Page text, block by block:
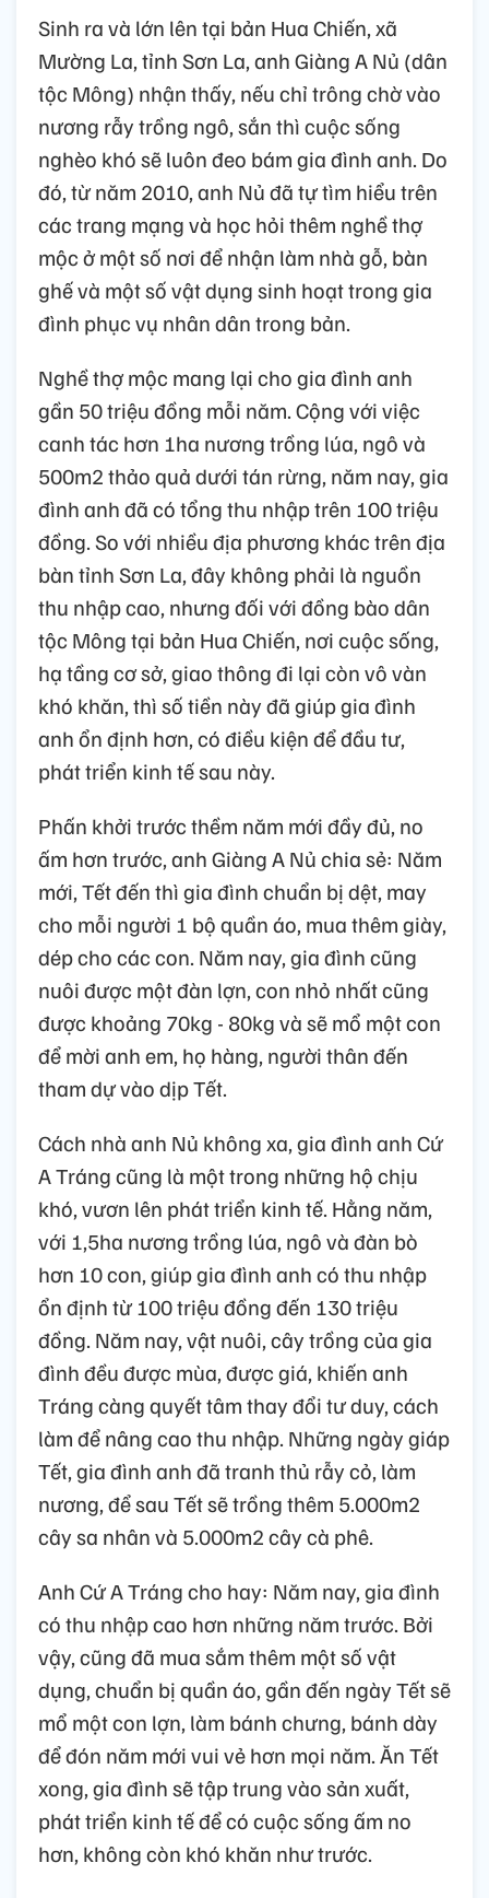
Sinh ra và lớn lên tại bản Hua Chiến, xã
Mường La, tỉnh Sơn La, anh Giàng A Nủ (dân
tộc Mông) nhận thấy, nếu chỉ trông chờ vào
nương rẫy trồng ngô, sắn thì cuộc sống
nghèo khó sẽ luôn đeo bám gia đình anh. Do
đó, từ năm 2010, anh Nủ đã tự tìm hiểu trên
các trang mạng và học hỏi thêm nghề thợ
mộc ở một số nơi để nhận làm nhà gỗ, bàn
ghế và một số vật dụng sinh hoạt trong gia
đình phục vụ nhân dân trong bản.
Nghề thợ mộc mang lại cho gia đình anh
gần 50 triệu đồng mỗi năm. Cộng với việc
canh tác hơn 1ha nương trồng lúa, ngô và
500m2 thảo quả dưới tán rừng, năm nay, gia
đình anh đã có tổng thu nhập trên 100 triệu
đồng. So với nhiều địa phương khác trên địa
bàn tỉnh Sơn La, đây không phải là nguồn
thu nhập cao, nhưng đối với đồng bào dân
tộc Mông tại bản Hua Chiến, nơi cuộc sống,
hạ tầng cơ sở, giao thông đi lại còn vô vàn
khó khăn, thì số tiền này đã giúp gia đình
anh ổn định hơn, có điều kiện để đầu tư,
phát triển kinh tế sau này.
Phấn khởi trước thềm năm mới đầy đủ, no
ấm hơn trước, anh Giàng A Nủ chia sẻ: Năm
mới, Tết đến thì gia đình chuẩn bị dệt, may
cho mỗi người 1 bộ quần áo, mua thêm giày,
dép cho các con. Năm nay, gia đình cũng
nuôi được một đàn lợn, con nhỏ nhất cũng
được khoảng 70kg - 80kg và sẽ mổ một con
để mời anh em, họ hàng, người thân đến
tham dự vào dịp Tết.
Cách nhà anh Nủ không xa, gia đình anh Cứ
A Tráng cũng là một trong những hộ chịu
khó, vươn lên phát triển kinh tế. Hằng năm,
với 1,5ha nương trồng lúa, ngô và đàn bò
hơn 10 con, giúp gia đình anh có thu nhập
ổn định từ 100 triệu đồng đến 130 triệu
đồng. Năm nay, vật nuôi, cây trồng của gia
đình đều được mùa, được giá, khiến anh
Tráng càng quyết tâm thay đổi tư duy, cách
làm để nâng cao thu nhập. Những ngày giáp
Tết, gia đình anh đã tranh thủ rẫy cỏ, làm
nương, để sau Tết sẽ trồng thêm 5.000m2
cây sa nhân và 5.000m2 cây cà phê.
Anh Cứ A Tráng cho hay: Năm nay, gia đình
có thu nhập cao hơn những năm trước. Bởi
vậy, cũng đã mua sắm thêm một số vật
dụng, chuẩn bị quần áo, gần đến ngày Tết sẽ
mổ một con lợn, làm bánh chưng, bánh dày
để đón năm mới vui vẻ hơn mọi năm. Ăn Tết
xong, gia đình sẽ tập trung vào sản xuất,
phát triển kinh tế để có cuộc sống ấm no
hơn, không còn khó khăn như trước.